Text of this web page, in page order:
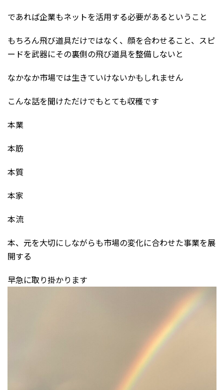
であれば企業もネットを活用する必要があるということ
もちろん飛び道具だけではなく、顔を合わせること、スピ
ードを武器にその裏側の飛び道具を整備しないと
なかなか市場では生きていけないかもしれません
こんな話を聞けただけでもとても収穫です
本業
本筋
本質
本家
本流
本、元を大切にしながらも市場の変化に合わせた事業を展
開する
早急に取り掛かります